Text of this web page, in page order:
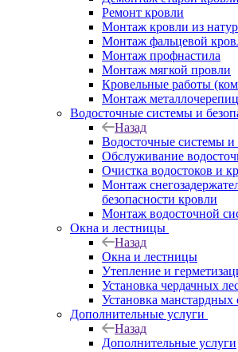
Ремонт кровли
Монтаж кровли из
Монтаж фальцевой
Монтаж профнастила
Монтаж мягкой провли
Кровельные работы
Монтаж
Водосточные системы и
Назад
Водосточные системы и
Обслуживание
Очистка водостоков и
Монтаж
безопасности кровли
Монтаж водосточной
Окна и лестницы
Назад
Окна и лестницы
Утепление и
Установка чердачных
Установка манстардных
Дополнительные услуги
Назад
Дополнительные услуги